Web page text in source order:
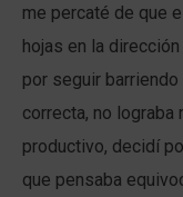
me percaté de que
hojas en la
por seguir
correcta, no lograba
productivo, decidí
que pensaba